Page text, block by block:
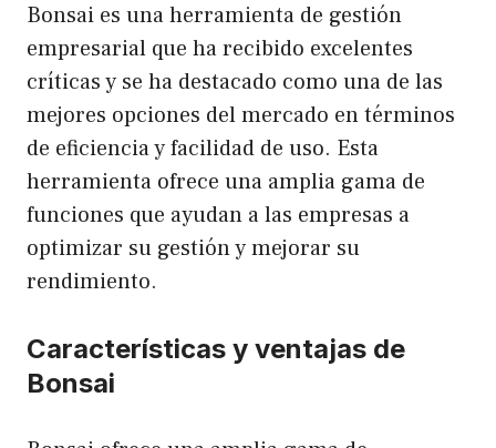
Bonsai es una herramienta de gestión
empresarial que ha recibido excelentes
críticas y se ha destacado como una de las
mejores opciones del mercado en términos
de eficiencia y facilidad de uso. Esta
herramienta ofrece una amplia gama de
funciones que ayudan a las empresas a
optimizar su gestión y mejorar su
rendimiento.
Características y ventajas de
Bonsai